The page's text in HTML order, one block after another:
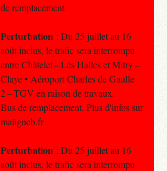
de remplacement.
Perturbation : Du 25 juillet au 16
août inclus, le trafic sera interrompu
entre Châtelet – Les Halles et Mitry –
Claye • Aéroport Charles de Gaulle
2 – TGV en raison de travaux.
Bus de remplacement. Plus d'infos sur
maligneb.fr
Perturbation : Du 25 juillet au 16
août inclus, le trafic sera interrompu